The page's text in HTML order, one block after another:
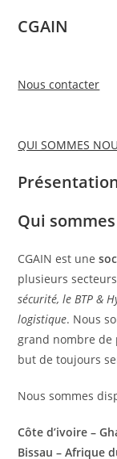
CGAIN
Nous contacter
QUI SOMMES
Qui
CGAIN est une
plusieurs
sécurité, le BTP &
logistique. Nous
grand nombre de
but de toujours
Nous sommes
Côte d’ivoire –
Bissau – Afrique